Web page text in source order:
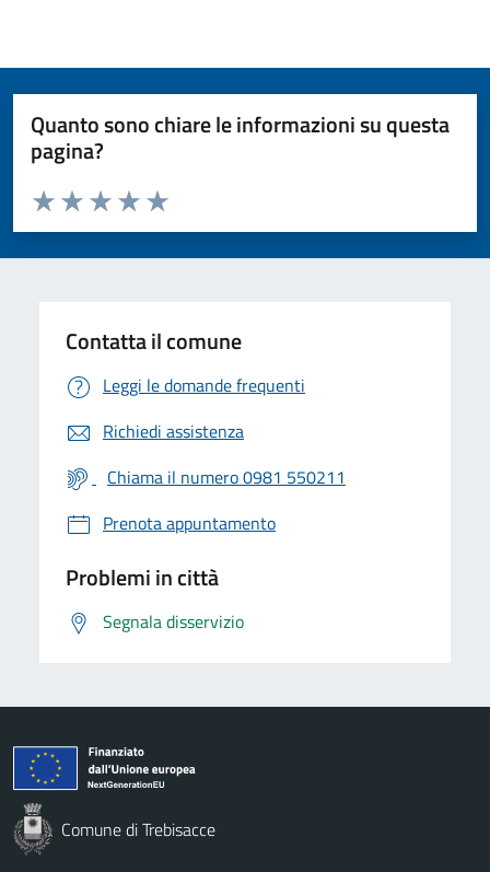
Quanto sono chiare le informazioni su questa
pagina?
Valuta da 1 a 5 stelle la pagina
Valuta 5 stelle su 5
Valuta 4 stelle su 5
Valuta 3 stelle su 5
Valuta 2 stelle su 5
Valuta 1 stelle su 5
Contatta il comune
Leggi le domande frequenti
Richiedi assistenza
Chiama il numero 0981 550211
Prenota appuntamento
Problemi in città
Segnala disservizio
Comune di Trebisacce